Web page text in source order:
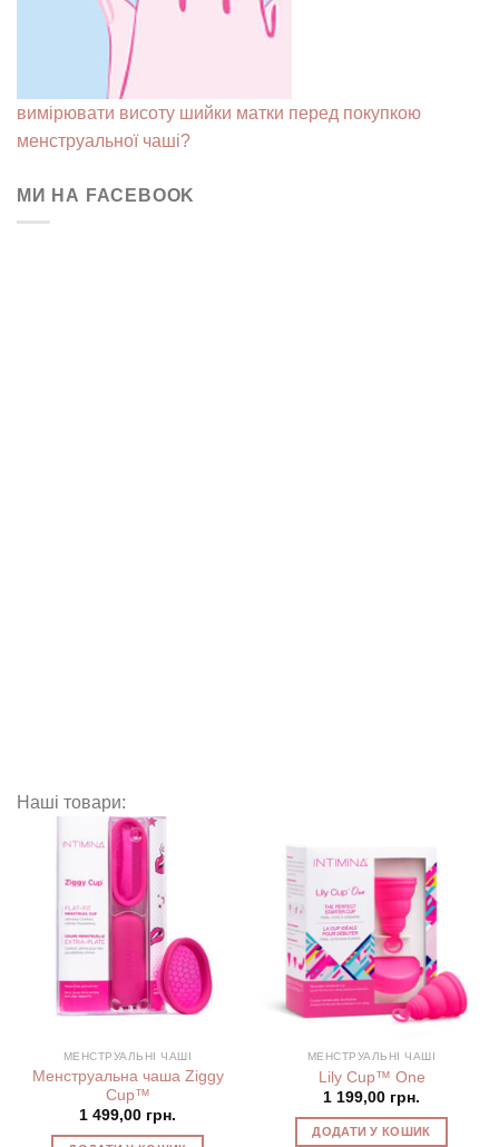
вимірювати висоту шийки матки перед покупкою
менструальної чаші?
МИ НА FACEBOOK
Наші товари:
МЕНСТРУАЛЬНІ ЧАШІ
Менструальна чаша Ziggy
Cup™
1 499,00 грн.
МЕНСТРУАЛЬНІ ЧАШІ
Lily Cup™ One
1 199,00 грн.
ДОДАТИ У КОШИК